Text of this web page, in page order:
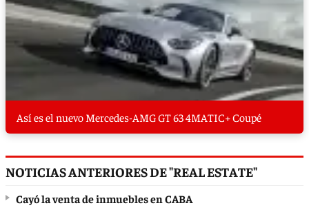
Así es el nuevo Mercedes-AMG GT 63 4MATIC+ Coupé
NOTICIAS ANTERIORES DE "REAL ESTATE"
Cayó la venta de inmuebles en CABA